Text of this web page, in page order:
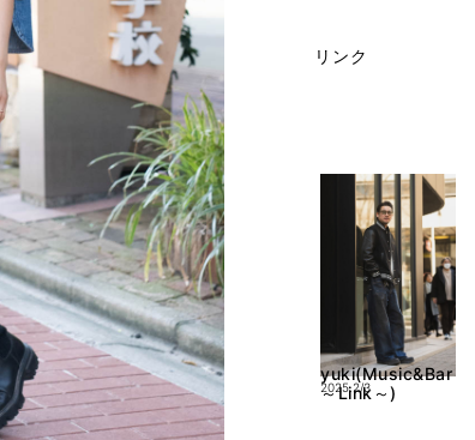
リンク
yuki(Music&Bar
～Link～)
2025.2/3